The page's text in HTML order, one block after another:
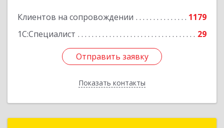
Клиентов на сопровождении
1179
1С:Специалист
29
Отправить заявку
Показать контакты
Отправить заявку
Назад